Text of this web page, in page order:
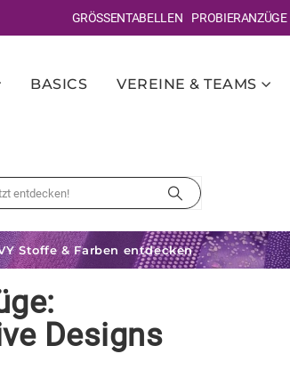
GRÖSSENTABELLEN PROBIERANZÜGE
BASICS VEREINE & TEAMS
Stoffe & Farben entdecken
Designs